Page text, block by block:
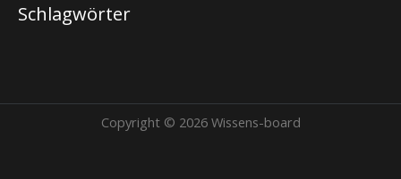
Schlagwörter
Copyright © 2026 Wissens-board